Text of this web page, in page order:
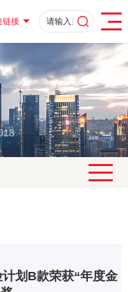
链接
·
“年度金牌银保产品”奖
划B款荣获“年度金